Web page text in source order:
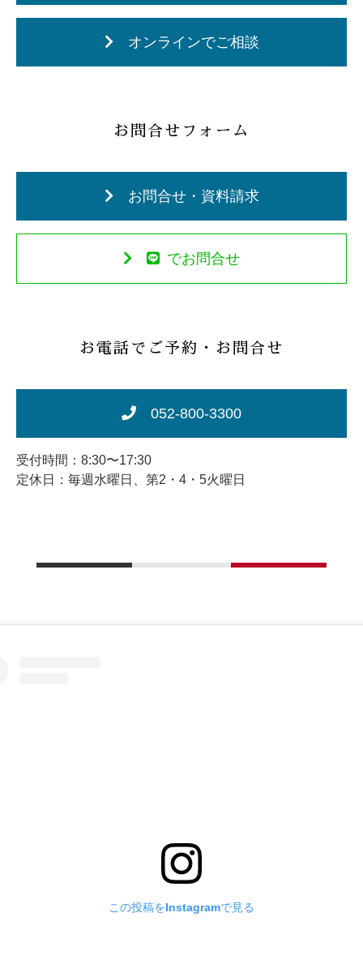
オンラインでご相談
お問合せフォーム
お問合せ・資料請求
でお問合せ
お電話でご予約・お問合せ
052-800-3300
受付時間：8:30〜17:30
定休日：毎週水曜日、第2・4・5火曜日
この投稿をInstagramで見る